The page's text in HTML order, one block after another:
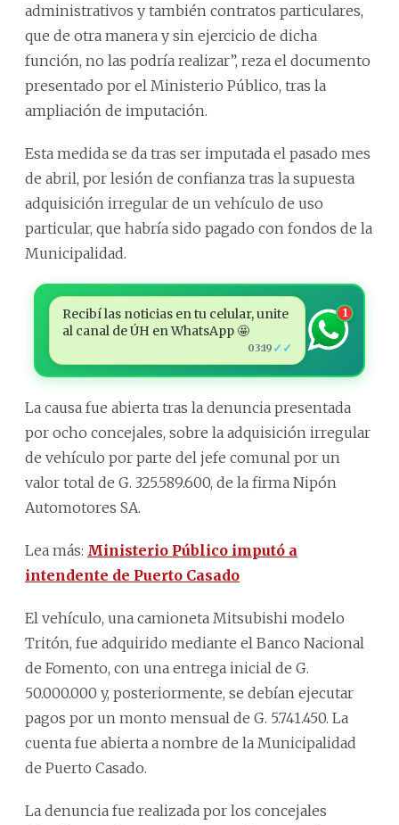
administrativos y también contratos particulares,
que de otra manera y sin ejercicio de dicha
función, no las podría realizar”, reza el documento
presentado por el Ministerio Público, tras la
ampliación de imputación.
Esta medida se da tras ser imputada el pasado mes
de abril, por lesión de confianza tras la supuesta
adquisición irregular de un vehículo de uso
particular, que habría sido pagado con fondos de la
Municipalidad.
Recibí las noticias en tu celular, unite
al canal de ÚH en WhatsApp 🤩
03:19 ✓✓
1
La causa fue abierta tras la denuncia presentada
por ocho concejales, sobre la adquisición irregular
de vehículo por parte del jefe comunal por un
valor total de G. 325.589.600, de la firma Nipón
Automotores SA.
Lea más: Ministerio Público imputó a
intendente de Puerto Casado
El vehículo, una camioneta Mitsubishi modelo
Tritón, fue adquirido mediante el Banco Nacional
de Fomento, con una entrega inicial de G.
50.000.000 y, posteriormente, se debían ejecutar
pagos por un monto mensual de G. 5.741.450. La
cuenta fue abierta a nombre de la Municipalidad
de Puerto Casado.
La denuncia fue realizada por los concejales